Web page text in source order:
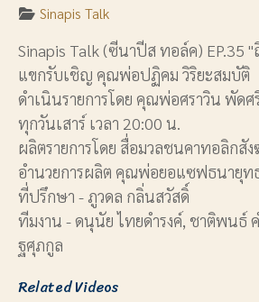
Sinapis Talk
Sinapis Talk (ซีนาปีส ทอล์ค) EP.35 "
แขกรับเชิญ คุณพ่อปฏิคม วิริยะสมบัติ
ดำเนินรายการโดย คุณพ่อศราวิน พัดศ
ทุกวันเสาร์ เวลา 20:00 น.
ผลิตรายการโดย สื่อมวลชนคาทอลิกสั
อำนวยการผลิต คุณพ่อยอแซฟธนายุ
ที่ปรึกษา - ภูวดล กลิ่นสวัสดิ์
ทีมงาน - ดนุนัย ไทยดำรงค์, ชาติพนธ์
ฐศุภกูล
Related Videos